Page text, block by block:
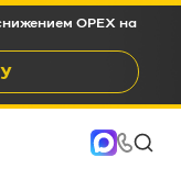
OPEX на